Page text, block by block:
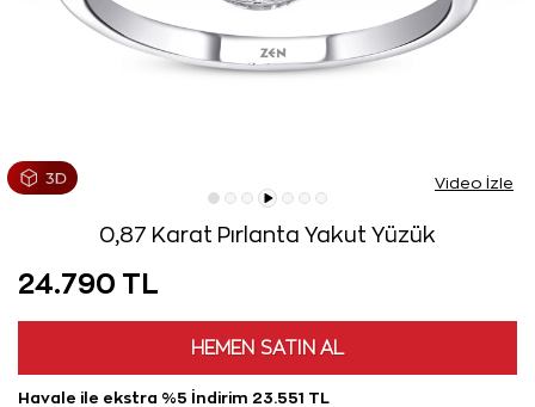
Video İzle
0,87 Karat Pırlanta Yakut Yüzük
24.790 TL
HEMEN SATIN AL
Havale ile ekstra %5 İndirim 23.551 TL